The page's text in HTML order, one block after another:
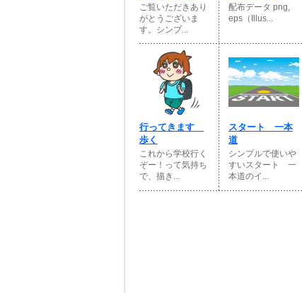
ご覧いただきあり
がとうございま
す。シンプ...
配布データ png,
eps（Illus...
行ってきます
歩く
これから学校行く
ぞー！って気持ち
で、描き...
スタート 一本
道
シンプルで使いや
すいスタート 一
本道のイ...